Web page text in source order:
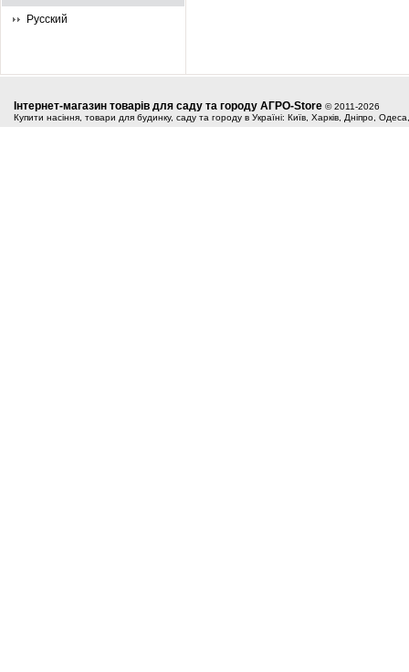
Русский
Інтернет-магазин товарів для саду та городу АГРО-Store © 2011-2026
Купити насіння, товари для будинку, саду та городу в Україні: Київ, Харків, Дніпро,